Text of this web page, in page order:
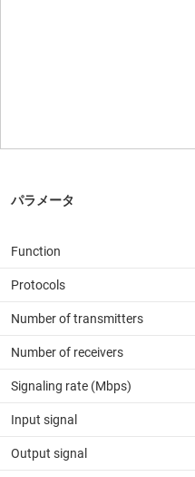
Function
Protocols
Number of transmitters
Number of receivers
Signaling rate (Mbps)
Input signal
Output signal